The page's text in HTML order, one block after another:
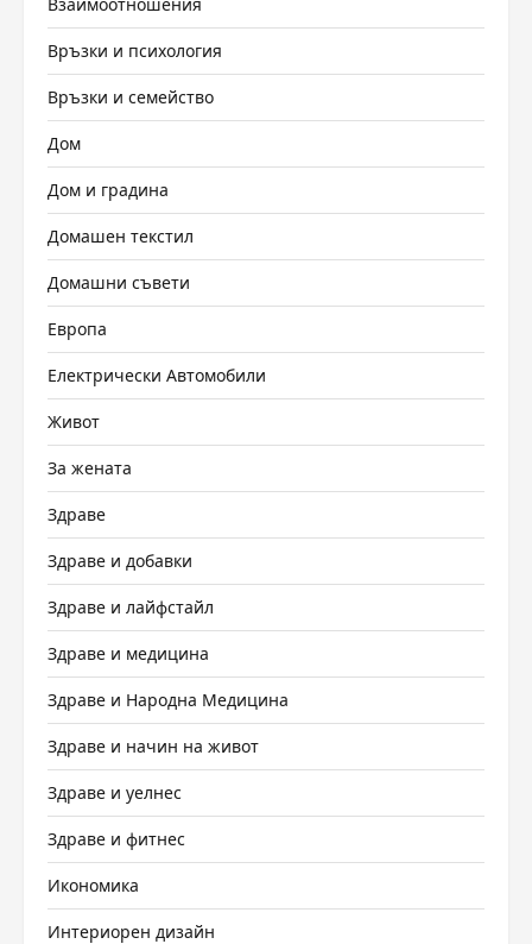
Връзки и психология
Връзки и семейство
Дом
Дом и градина
Домашен текстил
Домашни съвети
Европа
Електрически Автомобили
Живот
За жената
Здраве
Здраве и добавки
Здраве и лайфстайл
Здраве и медицина
Здраве и Народна Медицина
Здраве и начин на живот
Здраве и уелнес
Здраве и фитнес
Икономика
Интериорен дизайн